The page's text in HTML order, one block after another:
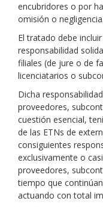
encubridores o por
omisión o negligencia.
El tratado debe
responsabilidad
filiales (de jure o de
licenciatarios o
Dicha
proveedores,
cuestión esencial,
de las ETNs de
consiguientes
exclusivamente o
proveedores,
tiempo que
actuando con total